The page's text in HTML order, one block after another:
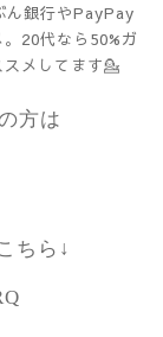
ん銀行やPayPay
20代なら50%ガ
メしてます💁
方は
ちら↓